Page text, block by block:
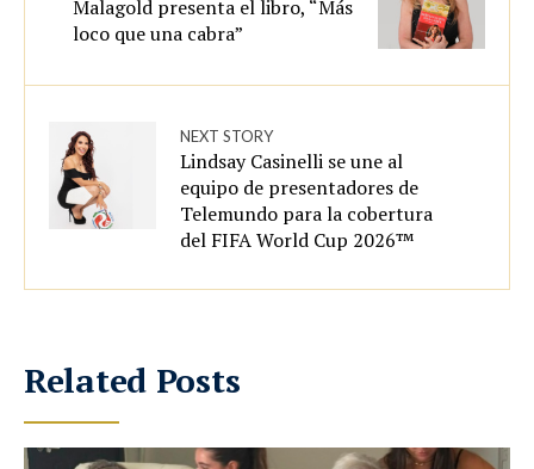
Malagold presenta el libro, “Más
loco que una cabra”
NEXT STORY
Lindsay Casinelli se une al
equipo de presentadores de
Telemundo para la cobertura
del FIFA World Cup 2026™
Related Posts